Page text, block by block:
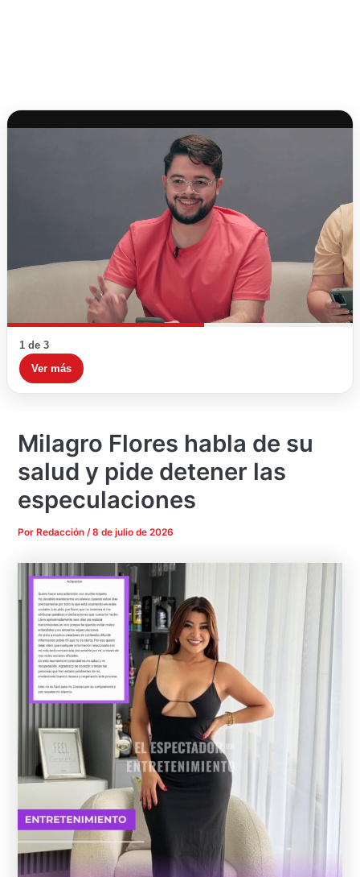
1 de 3
Ver más
Milagro Flores habla de su
salud y pide detener las
especulaciones
Por Redacción/8 de julio de 2026